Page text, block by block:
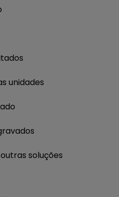
unidades
soluções